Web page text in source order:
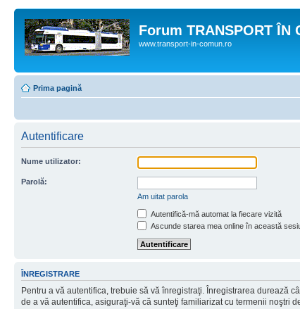
Forum TRANSPORT ÎN
www.transport-in-comun.ro
Prima pagină
Autentificare
Nume utilizator:
Parolă:
Am uitat parola
Autentifică-mă automat la fiecare vizită
Ascunde starea mea online în această
ÎNREGISTRARE
Pentru a vă autentifica, trebuie să vă înregistraţi. Înregistrarea durează
de a vă autentifica, asiguraţi-vă că sunteţi familiarizat cu termenii noştri